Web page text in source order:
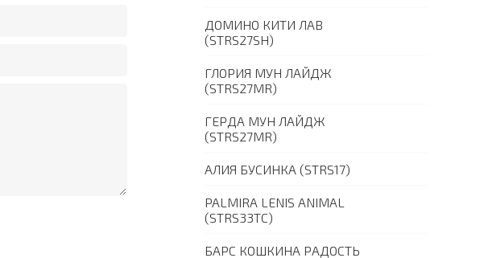
ДОМИНО КИТИ ЛАВ
(STRS27SH)
ГЛОРИЯ МУН ЛАЙДЖ
(STRS27MR)
ГЕРДА МУН ЛАЙДЖ
(STRS27MR)
АЛИЯ БУСИНКА (STRS17)
PALMIRA LENIS ANIMAL
(STRS33TC)
БАРС КОШКИНА РАДОСТЬ